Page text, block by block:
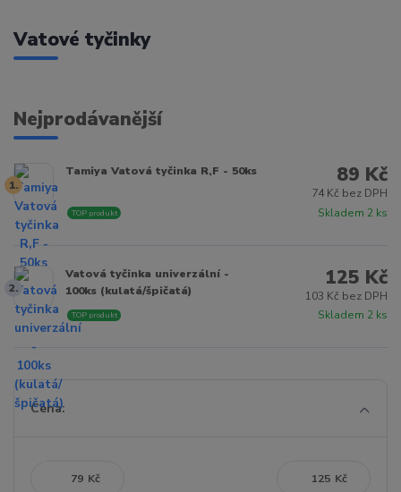
Vatové tyčinky
Nejprodávanější
1.
Tamiya Vatová tyčinka R,F - 50ks
Skladem 2 ks
TOP produkt
89 Kč
74 Kč bez DPH
2.
Vatová tyčinka univerzální -
100ks (kulatá/špičatá)
Skladem 2 ks
TOP produkt
125 Kč
103 Kč bez DPH
Cena:
Kč Kč